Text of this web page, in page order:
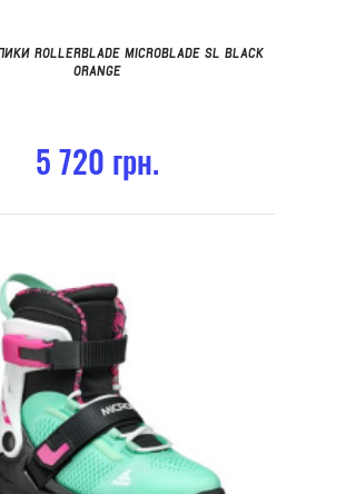
ROLLERBLADE MICROBLADE SL BLACK
ORANGE
5 720 грн.